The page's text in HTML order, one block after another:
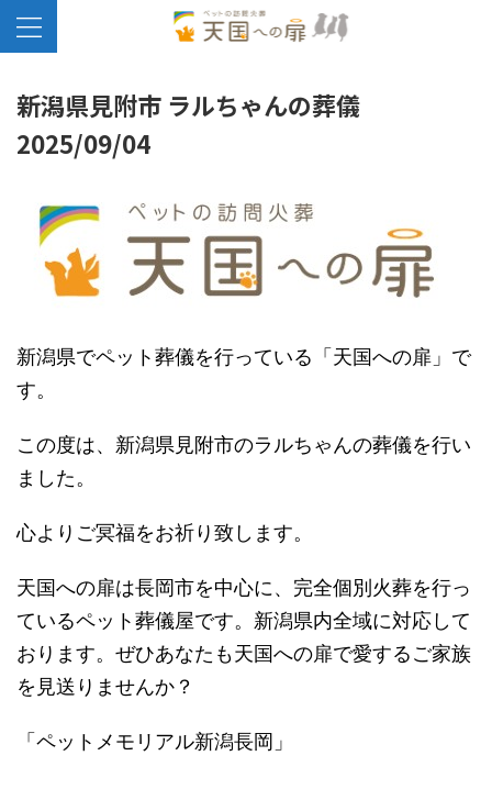
新潟県見附市 ラルちゃんの葬儀
2025/09/04
新潟県でペット葬儀を行っている「天国への扉」で
す。
この度は、新潟県見附市のラルちゃんの葬儀を行い
ました。
心よりご冥福をお祈り致します。
天国への扉は長岡市を中心に、完全個別火葬を行っ
ているペット葬儀屋です。新潟県内全域に対応して
おります。ぜひあなたも天国への扉で愛するご家族
を見送りませんか？
「ペットメモリアル新潟長岡」